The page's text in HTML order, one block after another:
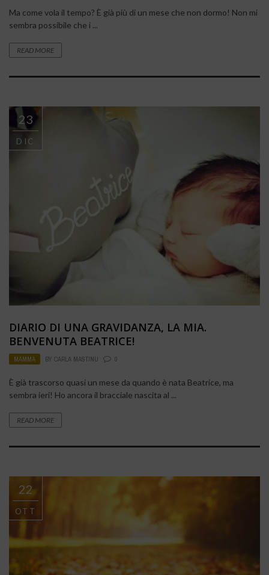
Ma come vola il tempo? È già più di un mese che non dormo! Non mi
sembra possibile che i ...
READ MORE
23
DIC
DIARIO DI UNA GRAVIDANZA, LA MIA.
BENVENUTA BEATRICE!
MAMMA BY CARLA MASTINU 0
È già trascorso quasi un mese da quando è nata Beatrice, ma
sembra ieri! Ho ancora il bracciale nascita al ...
READ MORE
22
OTT